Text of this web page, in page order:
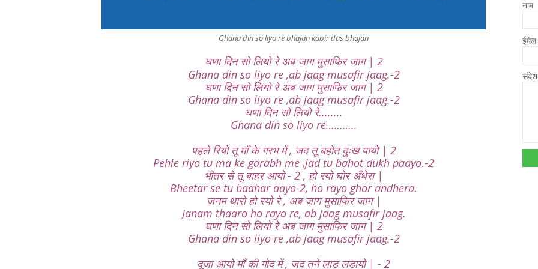
Ghana din so liyo re bhajan kabir das bhajan
घणा दिन सो लियो रे अब जाग मुसाफिर जाग | 2
Ghana din so liyo re ,ab jaag musafir jaag.-2
घणा दिन सो लियो रे अब जाग मुसाफिर जाग | 2
Ghana din so liyo re ,ab jaag musafir jaag.-2
घणा दिन सो लियो रे........
Ghana din so liyo re………..
पहले रियो तू माँ के गरभ में , जद तू बहोत दुःख पायो | 2
Pehle riyo tu ma ke garabh me ,jad tu bahot dukh paayo.-2
भीतर से तू बाहर आयो - 2 , हो रयो घोर अँधेरा |
Bheetar se tu baahar aayo-2, ho rayo ghor andhera.
जनम थारो हो रयो रे , अब जाग मुसाफिर जाग |
Janam thaaro ho rayo re, ab jaag musafir jaag.
घणा दिन सो लियो रे अब जाग मुसाफिर जाग | 2
Ghana din so liyo re ,ab jaag musafir jaag.-2
दूजा आयो माँ की गोद में , जद तने लाड लडायो | - 2
नाम
ईमेल
संदेश